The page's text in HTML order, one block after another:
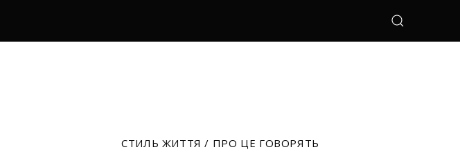
СТИЛЬ ЖИТТЯ / ПРО ЦЕ ГОВОРЯТЬ